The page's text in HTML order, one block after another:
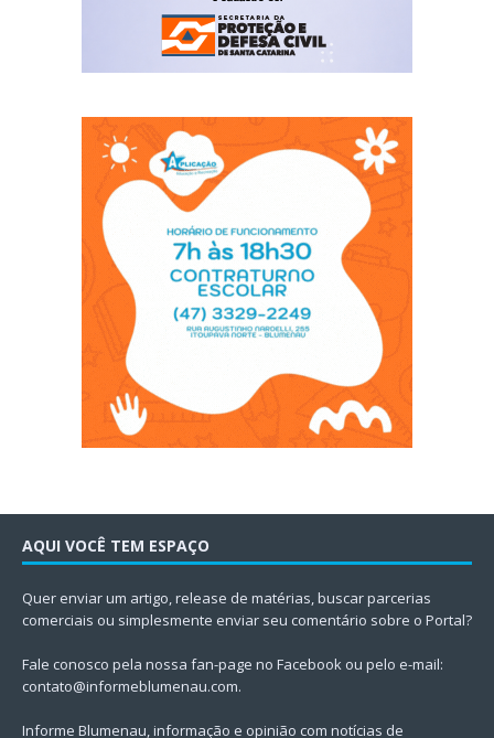
AQUI VOCÊ TEM ESPAÇO
Quer enviar um artigo, release de matérias, buscar parcerias
comerciais ou simplesmente enviar seu comentário sobre o Portal?
Fale conosco pela nossa fan-page no Facebook ou pelo e-mail:
contato@informeblumenau.com.
Informe Blumenau, informação e opinião com notícias de